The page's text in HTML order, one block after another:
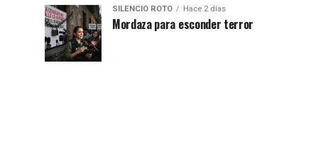
SILENCIO ROTO Hace 2 días
Mordaza para esconder terror